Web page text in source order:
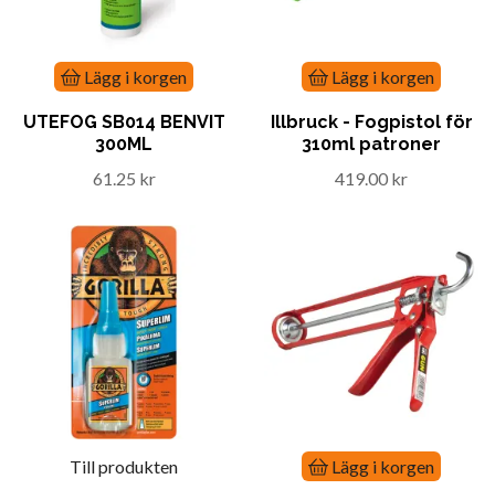
Lägg i korgen
UTEFOG SB014 BENVIT
300ML
61.25 kr
Lägg i korgen
Illbruck - Fogpistol för
310ml patroner
419.00 kr
Till produkten Lägg i korgen